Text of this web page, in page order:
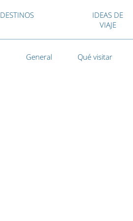
DESTINOS
IDEAS DE
VIAJE
General Qué visitar